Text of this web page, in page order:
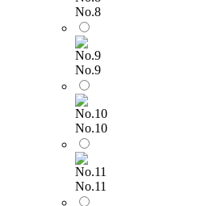
No.8
No.9
No.10
No.11